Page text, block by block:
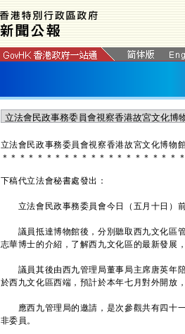
立法會民政事務委員會視察香港故宮文化博物
＊ ＊ ＊ ＊ ＊ ＊ ＊ ＊ ＊ ＊ ＊ ＊ ＊ ＊ ＊ ＊ ＊ ＊ ＊ ＊ ＊
下稿代立法會秘書處發出：
立法會民政事務委員會今日（五月十日）前
議員抵達博物館後，分別聽取西九文化區管
志華博士的介紹，了解西九文化區的最新發展
議員其後由西九管理局董事局主席唐英年陪
於西九文化區西端，預計於本年七月對外開放
應西九管理局的邀請，是次參觀共有四十一
非委員。